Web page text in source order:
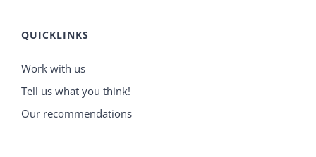
QUICKLINKS
Work with us
Tell us what you think!
Our recommendations